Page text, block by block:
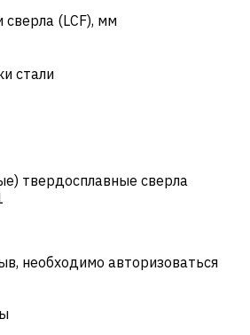
сверла (LCF), мм
стали
твердосплавные сверла
необходимо авторизоваться